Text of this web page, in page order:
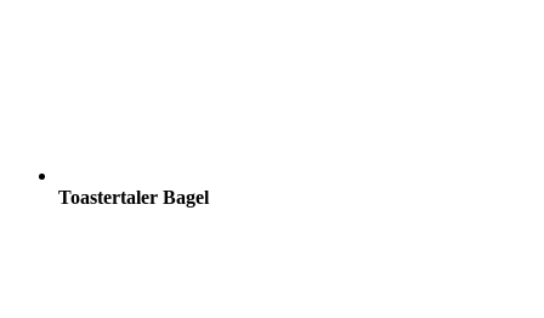
Toastertaler Bagel